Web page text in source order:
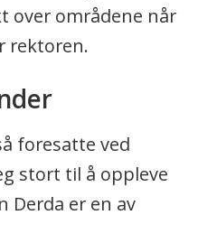
over områdene når
rektoren.
foresatte ved
stort til å oppleve
Derda er en av